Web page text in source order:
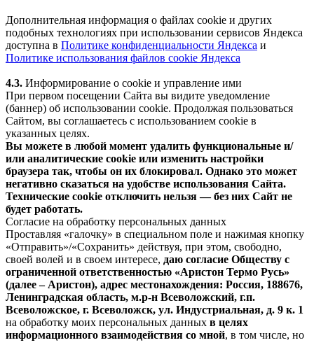
Дополнительная информация о файлах cookie и других
подобных технологиях при использовании сервисов Яндекса
доступна в Политике конфиденциальности Яндекса и
Политике использования файлов cookie Яндекса
4.3. Информирование о cookie и управление ими
При первом посещении Сайта вы видите уведомление
(баннер) об использовании cookie. Продолжая пользоваться
Сайтом, вы соглашаетесь с использованием cookie в
указанных целях.
Вы можете в любой момент удалить функциональные и/
или аналитические cookie или изменить настройки
браузера так, чтобы он их блокировал. Однако это может
негативно сказаться на удобстве использования Сайта.
Технические cookie отключить нельзя — без них Сайт не
будет работать.
Согласие на обработку персональных данных
Проставляя «галочку» в специальном поле и нажимая кнопку
«Отправить»/«Сохранить» действуя, при этом, свободно,
своей волей и в своем интересе, даю согласие Обществу с
ограниченной ответственностью «Аристон Термо Русь»
(далее – Аристон), адрес местонахождения: Россия, 188676,
Ленинградская область, м.р-н Всеволожский, г.п.
Всеволожское, г. Всеволожск, ул. Индустриальная, д. 9 к. 1
на обработку моих персональных данных в целях
информационного взаимодействия со мной, в том числе, но